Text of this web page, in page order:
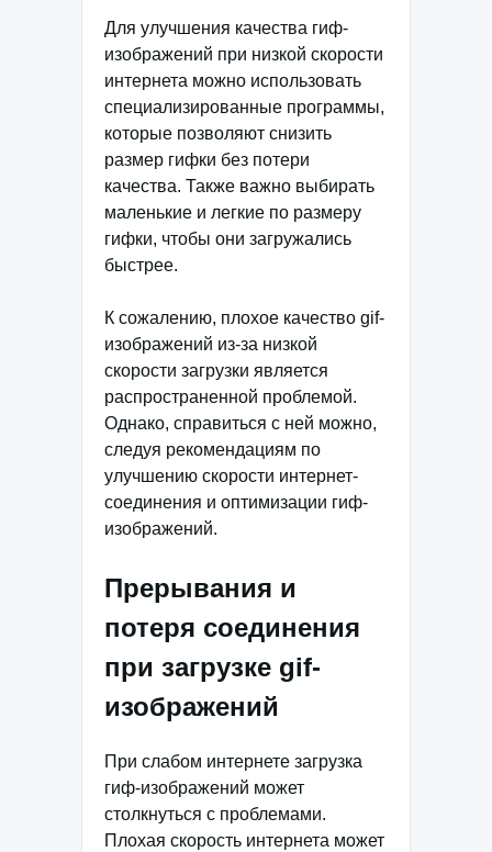
Для улучшения качества гиф-
изображений при низкой скорости
интернета можно использовать
специализированные программы,
которые позволяют снизить
размер гифки без потери
качества. Также важно выбирать
маленькие и легкие по размеру
гифки, чтобы они загружались
быстрее.
К сожалению, плохое качество gif-
изображений из-за низкой
скорости загрузки является
распространенной проблемой.
Однако, справиться с ней можно,
следуя рекомендациям по
улучшению скорости интернет-
соединения и оптимизации гиф-
изображений.
Прерывания и
потеря соединения
при загрузке gif-
изображений
При слабом интернете загрузка
гиф-изображений может
столкнуться с проблемами.
Плохая скорость интернета может